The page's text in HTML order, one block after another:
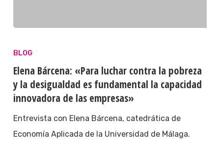
BLOG
Elena Bárcena: «Para luchar contra la pobreza
y la desigualdad es fundamental la capacidad
innovadora de las empresas»
Entrevista con Elena Bárcena, catedrática de
Economía Aplicada de la Universidad de Málaga.